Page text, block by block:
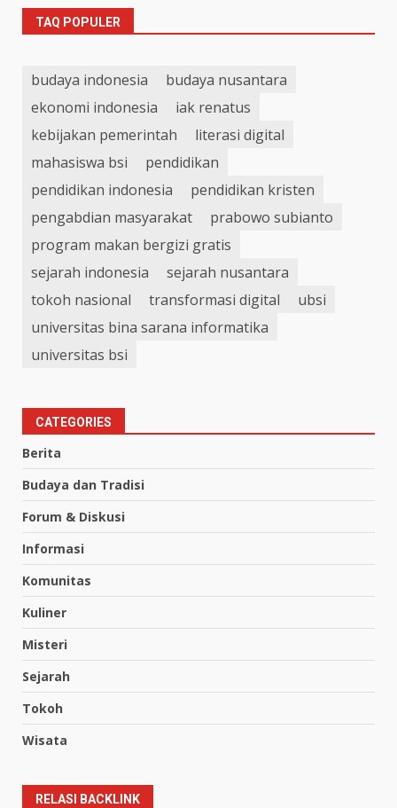
TAQ POPULER
budaya indonesia
budaya nusantara
ekonomi indonesia
iak renatus
kebijakan pemerintah
literasi digital
mahasiswa bsi
pendidikan
pendidikan indonesia
pendidikan kristen
pengabdian masyarakat
prabowo subianto
program makan bergizi gratis
sejarah indonesia
sejarah nusantara
tokoh nasional
transformasi digital
ubsi
universitas bina sarana informatika
universitas bsi
CATEGORIES
Berita
Budaya dan Tradisi
Forum & Diskusi
Informasi
Komunitas
Kuliner
Misteri
Sejarah
Tokoh
Wisata
RELASI BACKLINK